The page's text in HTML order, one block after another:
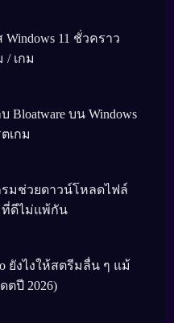
11 ชั่วคราว
/ เกม
Bloatware บน Windows
เกม
มช่วยดาวน์โหลดไฟล์
ที่ดีไม่แพ้กัน
ยังไงให้สตรีมลื่น ๆ แม้
ตปี 2026)